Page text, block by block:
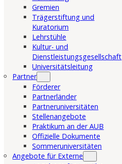
Gremien
Trägerstiftung und
Kuratorium
Lehrstühle
Kultur- und
Dienstleistungsgesellschaft
Universitätsleitung
Partner
Förderer
Partnerländer
Partneruniversitäten
Stellenangebote
Praktikum an der AUB
Offizielle Dokumente
Sommeruniversitäten
Angebote für Externe